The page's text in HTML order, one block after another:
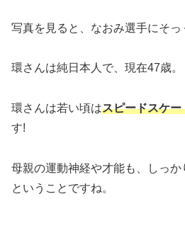
写真を見ると、なおみ選手にそっ
環さんは純日本人で、現在47歳。
環さんは若い頃はスピードスケー
す!
母親の運動神経や才能も、しっ
ということですね。